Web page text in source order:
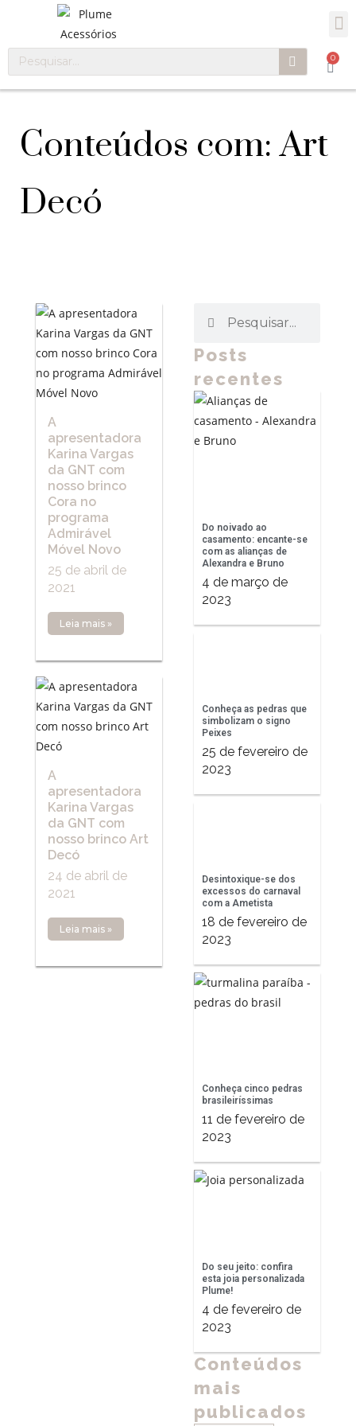
0
Conteúdos com: Art
Decó
A
apresentadora
Karina Vargas
da GNT com
nosso brinco
Cora no
programa
Admirável
Móvel Novo
25 de abril de
2021
Leia mais »
A
apresentadora
Karina Vargas
da GNT com
nosso brinco Art
Decó
24 de abril de
2021
Leia mais »
Posts
recentes
Do noivado ao
casamento: encante-se
com as alianças de
Alexandra e Bruno
4 de março de
2023
Conheça as pedras que
simbolizam o signo
Peixes
25 de fevereiro de
2023
Desintoxique-se dos
excessos do carnaval
com a Ametista
18 de fevereiro de
2023
Conheça cinco pedras
brasileiríssimas
11 de fevereiro de
2023
Do seu jeito: confira
esta joia personalizada
Plume!
4 de fevereiro de
2023
Conteúdos
mais
publicados